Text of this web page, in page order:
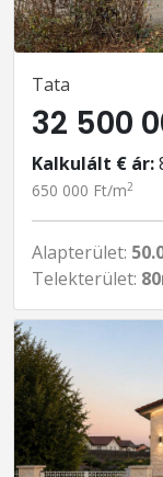
Tata
32 500
Kalkulált € ár:
650 000 Ft/m2
Alapterület:
Telekterület: